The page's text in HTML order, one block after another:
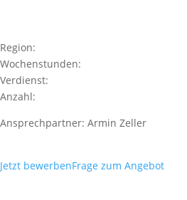
Region:
Wochenstunden:
Verdienst:
Anzahl:
Ansprechpartner: Armin Zeller
Jetzt bewerbenFrage zum Angebot